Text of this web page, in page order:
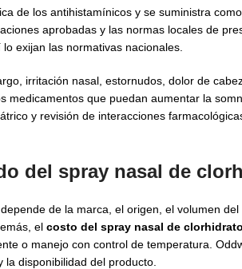
de los antihistamínicos y se suministra
aprobadas y las normas locales de
exijan las normativas nacionales.
irritación nasal, estornudos, dolor de
que puedan aumentar la
y revisión de interacciones
del spray nasal de
depende de la marca, el origen, el volumen
el costo del spray nasal de
o manejo con control de temperatura.
disponibilidad del producto.